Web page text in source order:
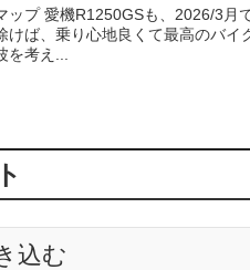
プ 愛機R1250GSも、2026/3月
ば、乗り心地良くて最高のバイ
考え...
込む